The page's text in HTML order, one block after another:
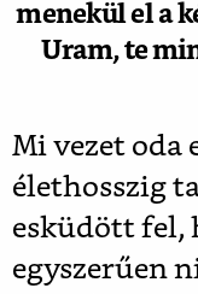
menekül el a
Uram, te
Mi vezet oda
élethosszig
esküdött fel,
egyszerűen